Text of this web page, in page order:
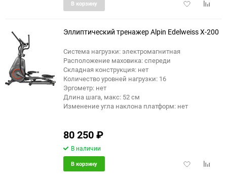
Добавить
В корзину
еще 3 фото
Эллиптический тренажер Alpin Edelweiss X-200
Система нагрузки: электромагнитная
Расположение маховика: спереди
Складная конструкция: нет
Количество уровней нагрузки: 16
Эргометр: нет
Длина шага, макс: 52 см
Изменение угла наклона платформ: нет
80 250₽
В наличии
Добавить
В корзину